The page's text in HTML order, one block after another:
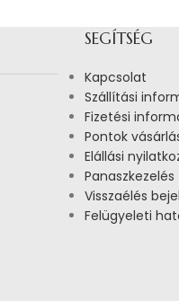
SEGÍTSÉG
Kapcsolat
Szállítási
Fizetési
Pontok
Elállási
Panaszkezelés
Visszaélés
Felügyeleti